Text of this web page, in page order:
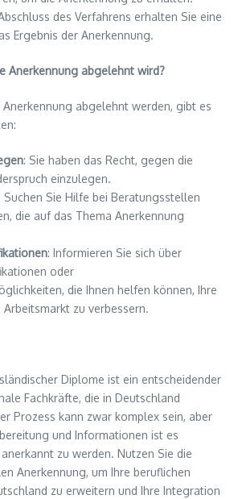
des Verfahrens erhalten Sie eine
Ergebnis der Anerkennung.
Anerkennung abgelehnt wird?
abgelehnt werden, gibt es
: Sie haben das Recht, gegen die
einzulegen.
Suchen Sie Hilfe bei Beratungsstellen
die auf das Thema Anerkennung
: Informieren Sie sich über
oder
die Ihnen helfen können, Ihre
zu verbessern.
Diplome ist ein entscheidender
Fachkräfte, die in Deutschland
Prozess kann zwar komplex sein, aber
und Informationen ist es
zu werden. Nutzen Sie die
Anerkennung, um Ihre beruflichen
zu erweitern und Ihre Integration